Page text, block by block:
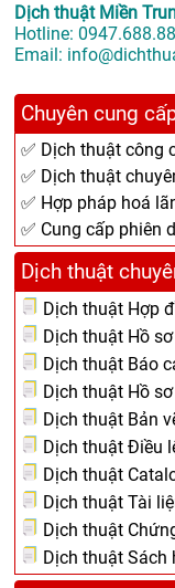
Dịch thuật Miền
Hotline:
Email:
Chuyên cung
✅ Dịch thuật công
✅ Dịch thuật
✅ Hợp pháp hoá
✅ Cung cấp phiên
Dịch thuật
Dịch thuật Hợp
Dịch thuật Hồ
Dịch thuật Báo
Dịch thuật Hồ
Dịch thuật Bản
Dịch thuật Điều
Dịch thuật
Dịch thuật Tài
Dịch thuật
Dịch thuật Sách